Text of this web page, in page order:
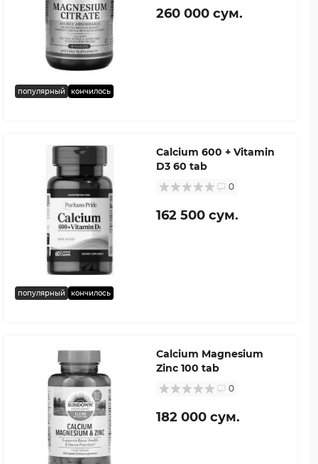
популярный кончилось
260 000 сум.
популярный кончилось
Calcium 600 + Vitamin
D3 60 tab
0
162 500 сум.
Calcium Magnesium
Zinc 100 tab
0
182 000 сум.